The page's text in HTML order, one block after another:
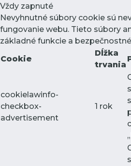
Vždy zapnuté
Nevyhnutné súbory cookie sú
fungovanie webu. Tieto súbory
základné funkcie a
Cookie
Dĺžka
trvania
cookielawinfo-
checkbox-
advertisement
1 rok